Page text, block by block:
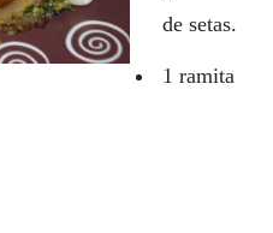
de setas.
1 ramita